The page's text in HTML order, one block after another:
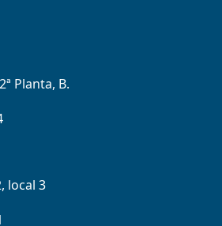
Planta, B.
local 3